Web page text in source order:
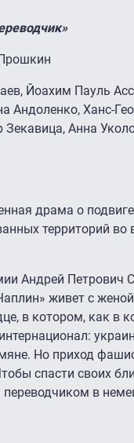
Йоахим Пауль
Андоленко, Ханс-
Анна
драма о
территорий во
Андрей Петрович
живет с
в котором, как в
Но приход
спасти своих
в